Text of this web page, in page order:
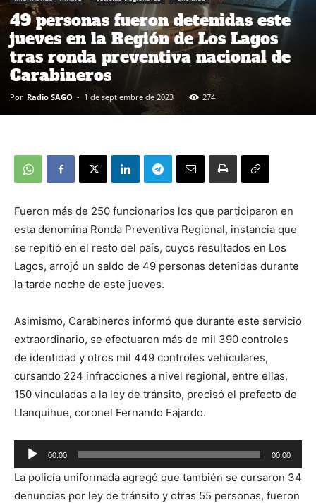
49 personas fueron detenidas este
jueves en la Región de Los Lagos
tras ronda preventiva nacional de
Carabineros
Por Radio SAGO - 1 de septiembre de 2023 274
Fueron más de 250 funcionarios los que participaron en
esta denomina Ronda Preventiva Regional, instancia que
se repitió en el resto del país, cuyos resultados en Los
Lagos, arrojó un saldo de 49 personas detenidas durante
la tarde noche de este jueves.
Asimismo, Carabineros informó que durante este servicio
extraordinario, se efectuaron más de mil 390 controles
de identidad y otros mil 449 controles vehiculares,
cursando 224 infracciones a nivel regional, entre ellas,
150 vinculadas a la ley de tránsito, precisó el prefecto de
Llanquihue, coronel Fernando Fajardo.
Reproductor
de
audio
00:00 00:00
La policía uniformada agregó que también se cursaron 34
denuncias por ley de tránsito y otras 55 personas, fueron